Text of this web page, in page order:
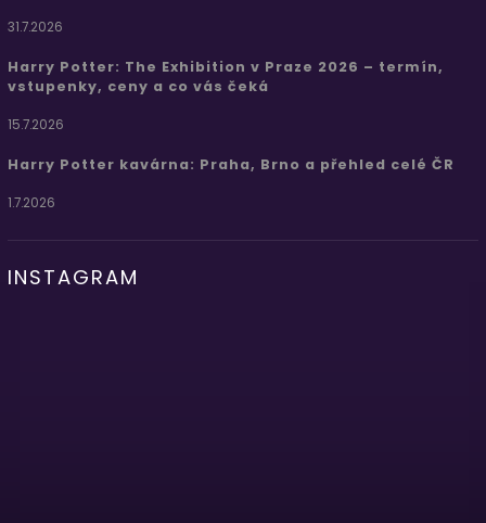
31.7.2026
Harry Potter: The Exhibition v Praze 2026 – termín,
vstupenky, ceny a co vás čeká
15.7.2026
Harry Potter kavárna: Praha, Brno a přehled celé ČR
1.7.2026
INSTAGRAM